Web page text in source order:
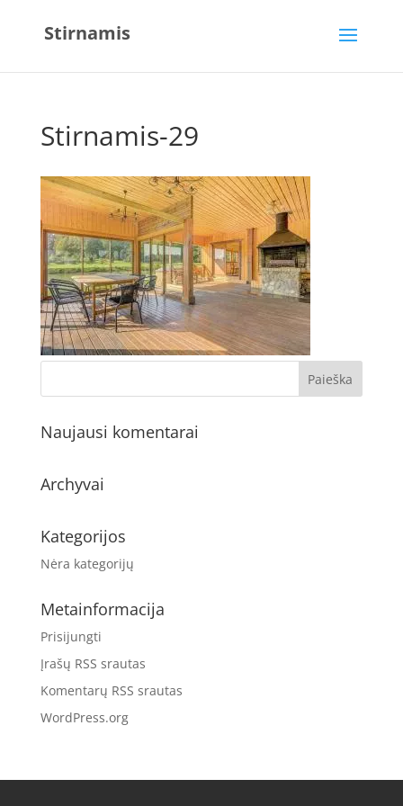
Stirnamis
Stirnamis-29
Naujausi komentarai
Archyvai
Kategorijos
Nėra kategorijų
Metainformacija
Prisijungti
Įrašų RSS srautas
Komentarų RSS srautas
WordPress.org